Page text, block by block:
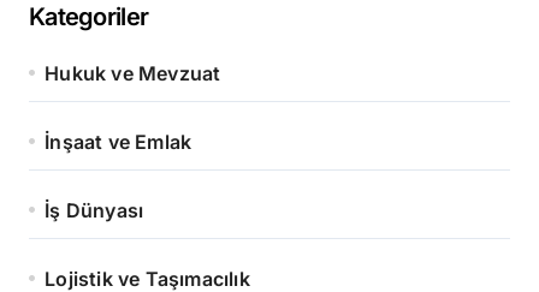
Kategoriler
Hukuk ve Mevzuat
İnşaat ve Emlak
İş Dünyası
Lojistik ve Taşımacılık